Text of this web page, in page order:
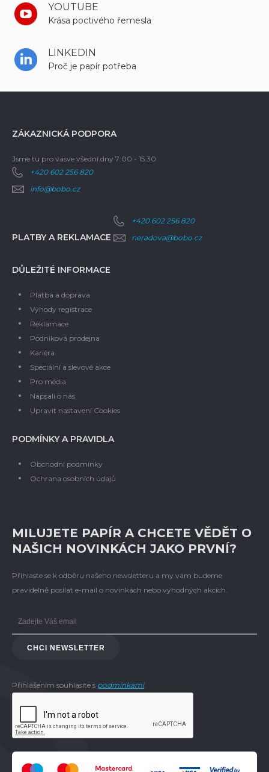
YOUTUBE
Krása poctivého řemesla
LINKEDIN
Proč je papír potřeba
ZÁKAZNICKÁ PODPORA
Jsme tu pro vásve všední dny 7:00 - 15:30
+420 602 256 820
info@bobo.cz
PLATBY A REKLAMACE
+420 602 256 820
neradova@bobo.cz
DŮLEŽITÉ INFORMACE
Platba a doprava
Výhody registrace
Reklamace
Podniková prodejna
Kariéra
Speciální a slevové akce
Pro média
Napsali o nás
Upravit nastavení Cookies
PODMÍNKY A PRAVIDLA
Obchodní podmínky
Ochrana osobních údajů
MILUJETE PAPÍR A CHCETE VĚDĚT O
NAŠICH NOVINKÁCH JAKO PRVNÍ?
Přihlaste se k odběru našeho newsletteru a my vám budeme
pravidelně posílat e-mail o novinkách nebo výhodných akcích.
CHCI NEWSLETTER
Přihlášením souhlasíte s podmínkami.